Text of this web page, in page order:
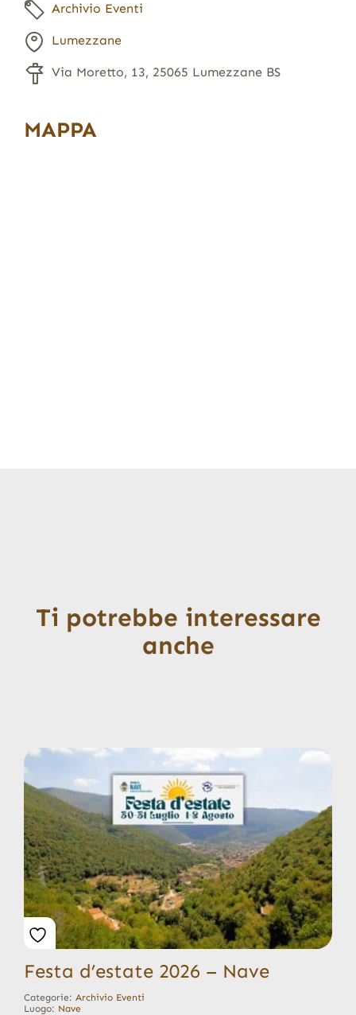
Archivio Eventi
Lumezzane
Via Moretto, 13, 25065 Lumezzane BS
MAPPA
Ti potrebbe interessare
anche
Festa d’estate 2026 – Nave
Categorie: Archivio Eventi
Luogo: Nave